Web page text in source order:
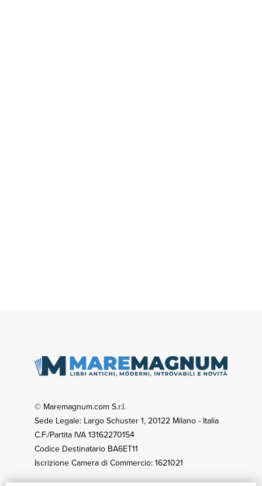
© Maremagnum.com S.r.l.
Sede Legale: Largo Schuster 1, 20122 Milano - Italia
C.F./Partita IVA 13162270154
Codice Destinatario BA6ET11
Iscrizione Camera di Commercio: 1621021